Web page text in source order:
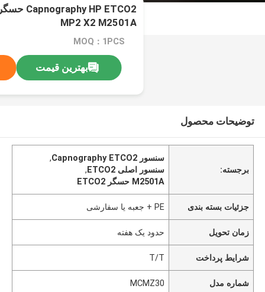
MP2 X2 M2501A
MOQ：1PCS
بهترین قیمت
توضیحات محصول
برجسته:
سنسور Capnography ETCO2
,
سنسور اصلی ETCO2
,
M2501A حسگر ETCO2
جزئیات بسته بندی PE + جعبه یا سفارشی
زمان تحویل حدود یک هفته
شرایط پرداخت T/T
شماره مدل MCMZ30